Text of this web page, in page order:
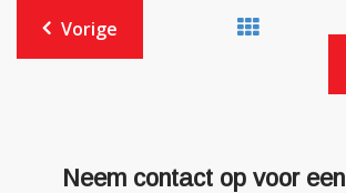
Vorige
Neem contact op voor een